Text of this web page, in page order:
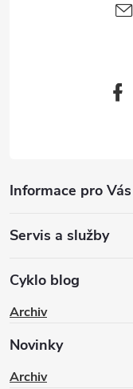
Informace pro Vás
Servis a služby
Cyklo blog
Archiv
Novinky
Archiv